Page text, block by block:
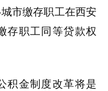
市缴存职工在西安
存职工同等贷款权
积金制度改革将是